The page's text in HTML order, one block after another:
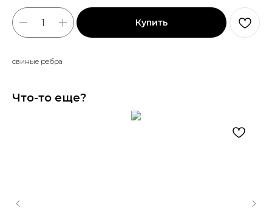
Купить
свиные ребра
Что-то еще?